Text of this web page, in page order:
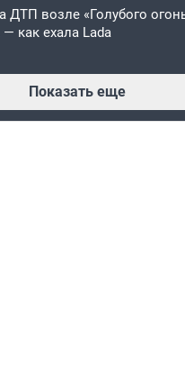
ДТП возле «Голубого
как ехала Lada
Показать еще